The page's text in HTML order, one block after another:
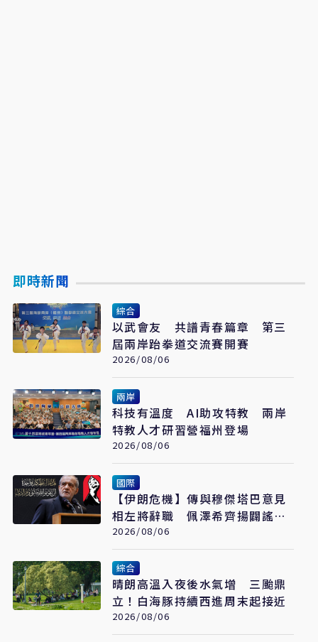
即時新聞
綜合
以武會友 共譜青春篇章 第三
屆兩岸跆拳道交流賽開賽
2026/08/06
兩岸
科技有溫度 AI助攻特教 兩岸
特教人才研習營福州登場
2026/08/06
國際
【伊朗危機】傳與穆傑塔巴意見
相左將辭職 佩澤希齊揚闢謠堅
稱會繼續總統職務
2026/08/06
綜合
晴朗高溫入夜後水氣增 三颱鼎
立！白海豚持續西進周末起接近
2026/08/06